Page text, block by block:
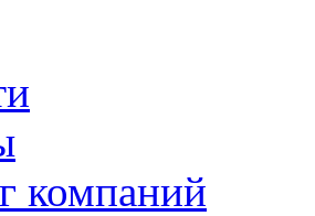
компаний